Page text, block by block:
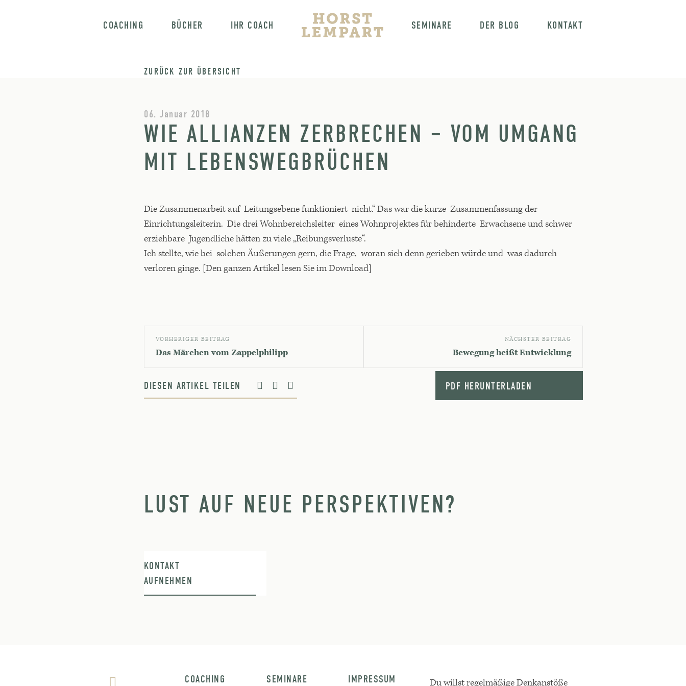
COACHING BÜCHER IHR COACH SEMINARE DER BLOG KONTAKT
ZURÜCK ZUR ÜBERSICHT
06. Januar 2018
WIE ALLIANZEN ZERBRECHEN – VOM UMGANG
MIT LEBENSWEGBRÜCHEN
Die Zusammenarbeit auf Leitungsebene funktioniert nicht.“ Das war die kurze Zusammenfassung der
Einrichtungsleiterin. Die drei Wohnbereichsleiter eines Wohnprojektes für behinderte Erwachsene und schwer
erziehbare Jugendliche hätten zu viele „Reibungsverluste“.
Ich stellte, wie bei solchen Äußerungen gern, die Frage, woran sich denn gerieben würde und was dadurch
verloren ginge. [Den ganzen Artikel lesen Sie im Download]
PDF HERUNTERLADEN
VORHERIGER BEITRAG
Das Märchen vom Zappelphilipp
NÄCHSTER BEITRAG
Bewegung heißt Entwicklung
DIESEN ARTIKEL TEILEN
LUST AUF NEUE PERSPEKTIVEN?
KONTAKT
AUFNEHMEN
COACHING SEMINARE IMPRESSUM Du willst regelmäßige Denkanstöße